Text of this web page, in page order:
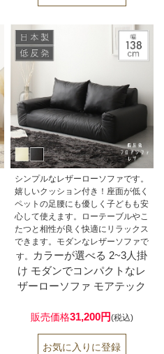
シンプルなレザーローソファです。
嬉しいクッション付き！座面が低く
ペットの足腰にも優しく子どもも安
心して使えます。ローテーブルやこ
たつと相性が良く快適にリラックス
できます。モダンなレザーソファで
す。
カラーが選べる 2~3人掛
け モダンでコンパクトなレ
ザーローソファ モアテック
販売価格31,200円(税込)